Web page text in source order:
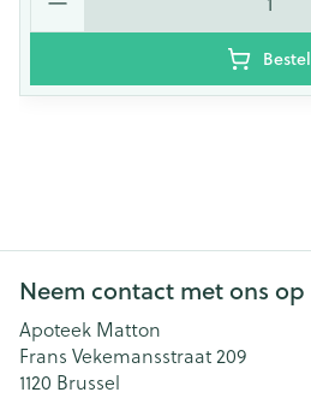
Bestel
Neem contact met ons op
Apoteek Matton
Frans Vekemansstraat 209
1120 Brussel